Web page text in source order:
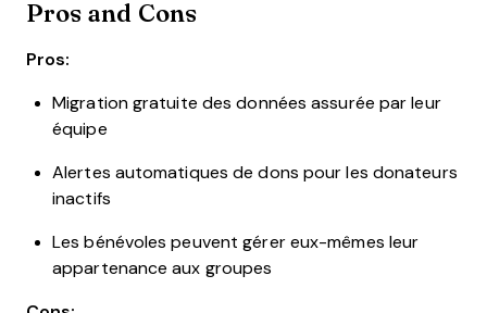
Pros and Cons
Pros:
Migration gratuite des données assurée par leur
équipe
Alertes automatiques de dons pour les donateurs
inactifs
Les bénévoles peuvent gérer eux-mêmes leur
appartenance aux groupes